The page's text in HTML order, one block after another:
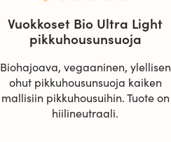
Vuokkoset Bio Ultra Light
pikkuhousunsuoja
Biohajoava, vegaaninen, ylellisen
ohut pikkuhousunsuoja kaiken
mallisiin pikkuhousuihin. Tuote on
hiilineutraali.